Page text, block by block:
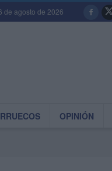
de agosto de 2026
OPINIÓN